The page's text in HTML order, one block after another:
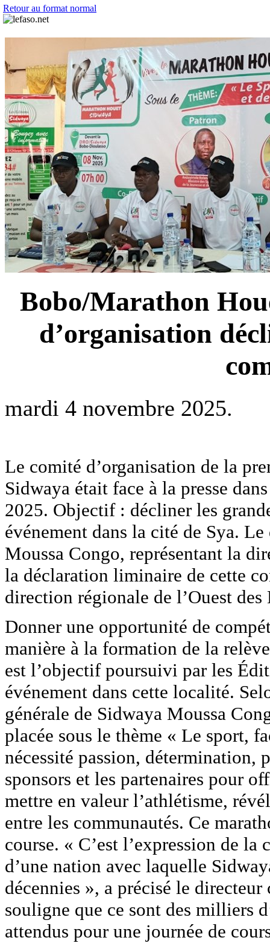
Retour au format normal
Bobo/Marathon
d’organisation
mardi 4 novembre 2025.
Le comité d’organisation de la
Sidwaya était face à la presse
2025. Objectif : décliner les
événement dans la cité de Sya.
Moussa Congo, représentant la
la déclaration liminaire de cette
direction régionale de l’Ouest
Donner une opportunité de
manière à la formation de la
est l’objectif poursuivi par les
événement dans cette localité.
générale de Sidwaya Moussa
placée sous le thème « Le sport,
nécessité passion, détermination,
sponsors et les partenaires pour
mettre en valeur l’athlétisme,
entre les communautés. Ce
course. « C’est l’expression de
d’une nation avec laquelle
décennies », a précisé le
souligne que ce sont des milliers
attendus pour une journée de